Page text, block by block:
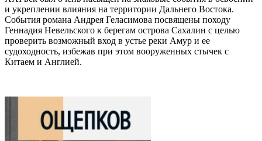
и укреплении влияния на территории Дальнего Востока.
События романа Андрея Геласимова посвящены походу
Геннадия Невельского к берегам острова Сахалин с целью
проверить возможный вход в устье реки Амур и ее
судоходность, избежав при этом вооруженных стычек с
Китаем и Англией.